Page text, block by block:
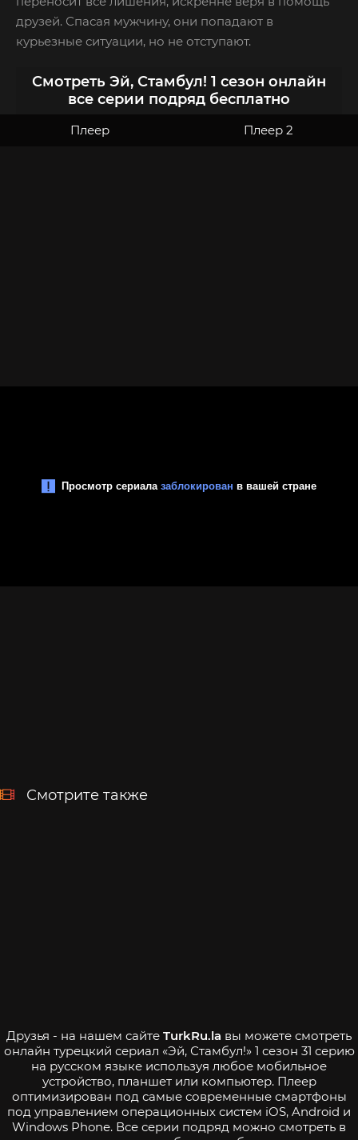
друзей. Спасая мужчину, они попадают в
курьезные ситуации, но не отступают.
Смотреть Эй, Стамбул! 1 сезон онлайн
все серии подряд бесплатно
Плеер Плеер 2
Смотрите также
Друзья - на нашем сайте TurkRu.la вы можете смотреть
онлайн турецкий сериал «Эй, Стамбул!» 1 сезон 31 серию
на русском языке используя любое мобильное
устройство, планшет или компьютер. Плеер
оптимизирован под самые современные смартфоны
под управлением операционных систем iOS, Android и
Windows Phone. Все серии подряд можно смотреть в